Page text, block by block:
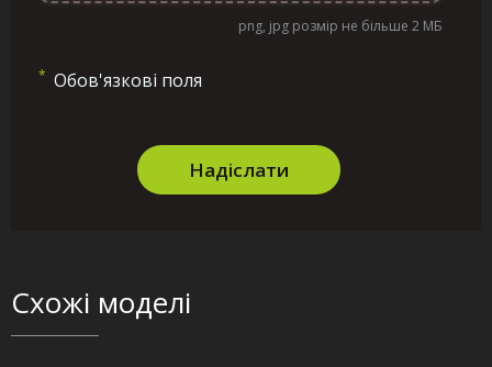
png, jpg розмір не більше 2 МБ
* Обов'язкові поля
Надіслати
Схожі моделі